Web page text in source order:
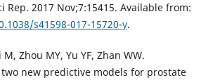
Rep. 2017 Nov;7:15415. Available from:
s41598-017-15720-y.
M, Zhou MY, Yu YF, Zhan WW.
new predictive models for prostate